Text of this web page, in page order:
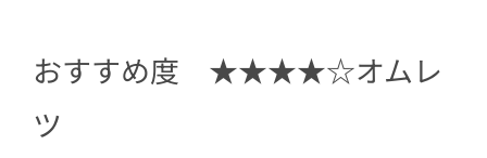
おすすめ度 ★★★★☆オムレ
ツ